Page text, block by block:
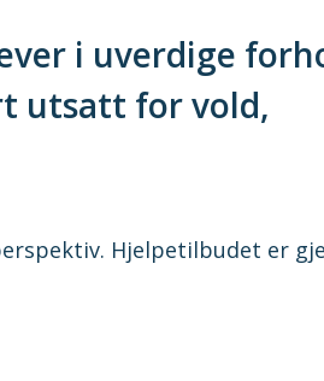
i uverdige
utsatt for vold,
Hjelpetilbudet er